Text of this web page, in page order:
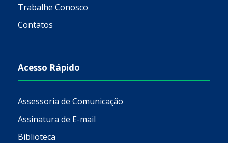
Trabalhe Conosco
Contatos
Acesso Rápido
Assessoria de Comunicação
Assinatura de E-mail
Biblioteca